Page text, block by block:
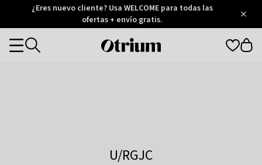
Otrium
Trustpilot
¿Eres nuevo cliente? Usa WELCOME para todas las
ofertas + envío gratis.
Otrium
Categories
U/RGJC